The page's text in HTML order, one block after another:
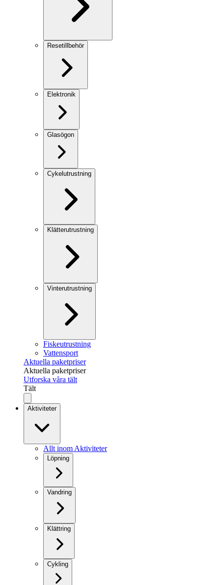
Resetillbehör
Elektronik
Glasögon
Cykelutrustning
Klätterutrustning
Vinterutrustning
Fiskeutrustning
Vattensport
Aktuella paketpriser
Aktuella paketpriser
Utforska våra tält
Tält
Aktiviteter
Allt inom Aktiviteter
Löpning
Vandring
Klättring
Cykling